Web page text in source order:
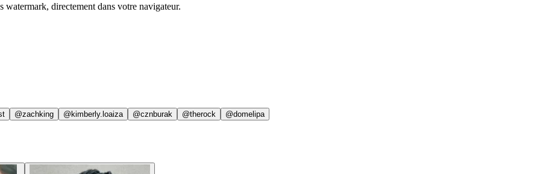
watermark, directement dans votre navigateur.
@zachking @kimberly.loaiza @cznburak @therock @domelipa